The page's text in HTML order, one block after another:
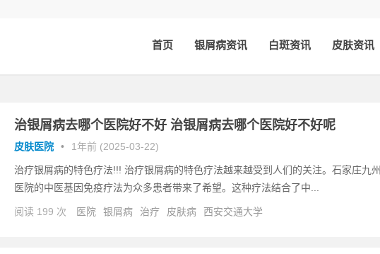
首页 银屑病资讯 白斑资讯 皮肤资讯
治银屑病去哪个医院好不好 治银屑病去哪个医院好不好呢
皮肤医院 • 1年前 (2025-03-22)
治疗银屑病的特色疗法!!! 治疗银屑病的特色疗法越来越受到人们的关注。石家庄九州
医院的中医基因免疫疗法为众多患者带来了希望。这种疗法结合了中...
阅读 199 次 医院 银屑病 治疗 皮肤病 西安交通大学